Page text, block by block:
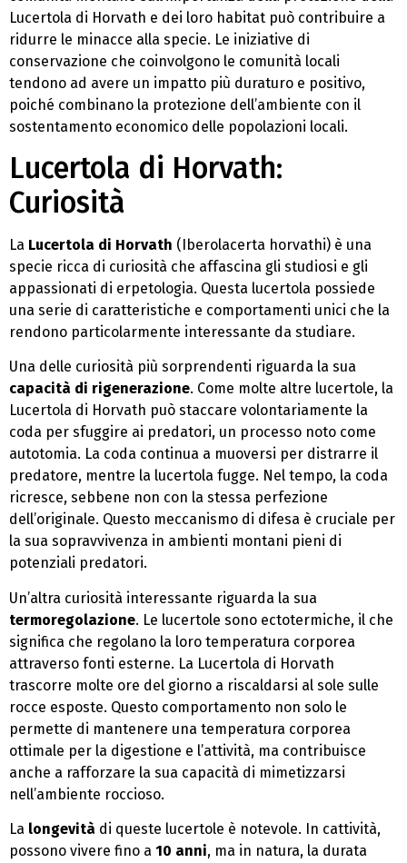
Lucertola di Horvath e dei loro habitat può contribuire a
ridurre le minacce alla specie. Le iniziative di
conservazione che coinvolgono le comunità locali
tendono ad avere un impatto più duraturo e positivo,
poiché combinano la protezione dell’ambiente con il
sostentamento economico delle popolazioni locali.
Lucertola di Horvath:
Curiosità
La Lucertola di Horvath (Iberolacerta horvathi) è una
specie ricca di curiosità che affascina gli studiosi e gli
appassionati di erpetologia. Questa lucertola possiede
una serie di caratteristiche e comportamenti unici che la
rendono particolarmente interessante da studiare.
Una delle curiosità più sorprendenti riguarda la sua
capacità di rigenerazione. Come molte altre lucertole, la
Lucertola di Horvath può staccare volontariamente la
coda per sfuggire ai predatori, un processo noto come
autotomia. La coda continua a muoversi per distrarre il
predatore, mentre la lucertola fugge. Nel tempo, la coda
ricresce, sebbene non con la stessa perfezione
dell’originale. Questo meccanismo di difesa è cruciale per
la sua sopravvivenza in ambienti montani pieni di
potenziali predatori.
Un’altra curiosità interessante riguarda la sua
termoregolazione. Le lucertole sono ectotermiche, il che
significa che regolano la loro temperatura corporea
attraverso fonti esterne. La Lucertola di Horvath
trascorre molte ore del giorno a riscaldarsi al sole sulle
rocce esposte. Questo comportamento non solo le
permette di mantenere una temperatura corporea
ottimale per la digestione e l’attività, ma contribuisce
anche a rafforzare la sua capacità di mimetizzarsi
nell’ambiente roccioso.
La longevità di queste lucertole è notevole. In cattività,
possono vivere fino a 10 anni, ma in natura, la durata